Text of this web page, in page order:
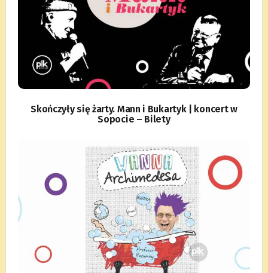
Skończyły się żarty. Mann i Bukartyk | koncert w
Sopocie – Bilety